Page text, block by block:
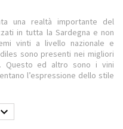
una realtà importante del
in tutta la Sardegna e non
vinti a livello nazionale e
sono presenti nei migliori
Questo ed altro sono i vini
l’espressione dello stile
